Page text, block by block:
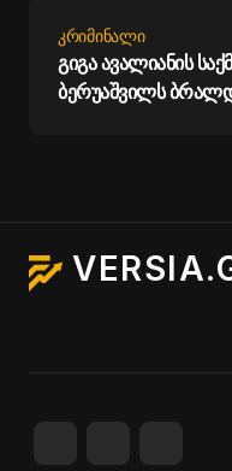
ᲙᲠᲘᲛᲘᲜᲐᲚᲘ
გიგა ავალიანის
ბერუაშვილს